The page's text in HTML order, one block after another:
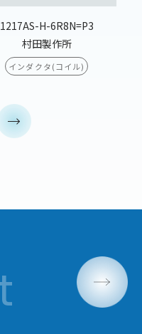
1217AS-H-6R8N=P3
村田製作所
インダクタ(コイル)